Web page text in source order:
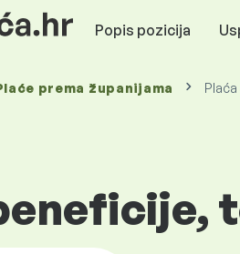
Popis pozicija
prema županijama